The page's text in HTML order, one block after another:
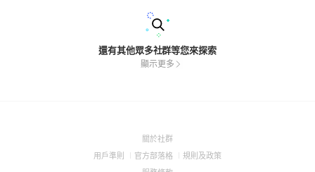
還有其他眾多社群等您來探索
顯示更多
關於社群(Open
用戶準則
(Open
官方部落格
(Open
規則及政策(Open